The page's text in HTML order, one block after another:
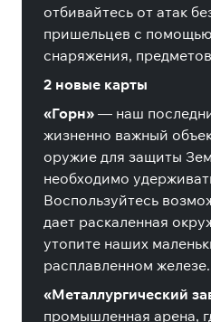
отбивайтесь от атак
пришельцев с
снаряжения,
2 новые карты
«Горн» — наш
жизненно важный
оружие для защиты
необходимо
Воспользуйтесь
дает раскаленная
утопите наших
расплавленном железе.
«Металлургический
промышленная арена,